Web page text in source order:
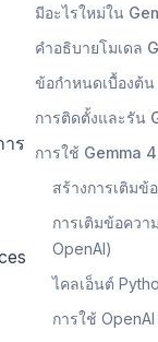
ร
มีอะไรใหม่ใน
คำอธิบายโมเดล
ข้อกำหนดเบื้องต้น
การติดตั้งและรัน
การใช้ Gemma 4
สร้างการเติมข้
การเติมข้อคว
OpenAI)
ไคลเอ็นต์
การใช้